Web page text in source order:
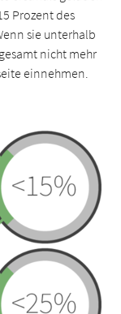
Prozent des
sie unterhalb
nicht mehr
einnehmen.